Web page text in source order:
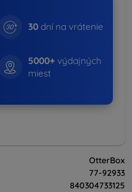
30 dní na vrátenie
5000+ výdajných
miest
OtterBox
77-92933
840304733125